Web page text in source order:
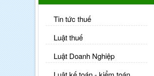
Tin tức thuế
Luật thuế
Luật Doanh Nghiệp